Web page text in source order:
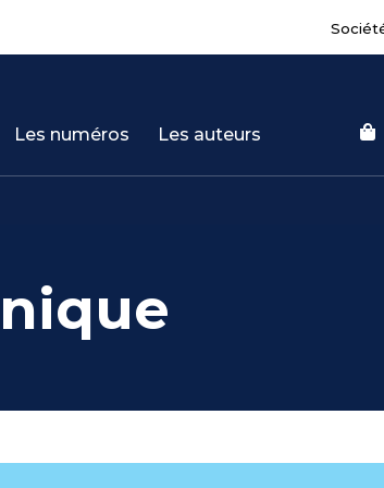
Les numéros Les auteurs